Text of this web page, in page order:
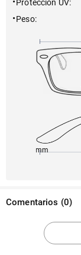
Protección UV:
Peso:
145mm
Comentarios (0)